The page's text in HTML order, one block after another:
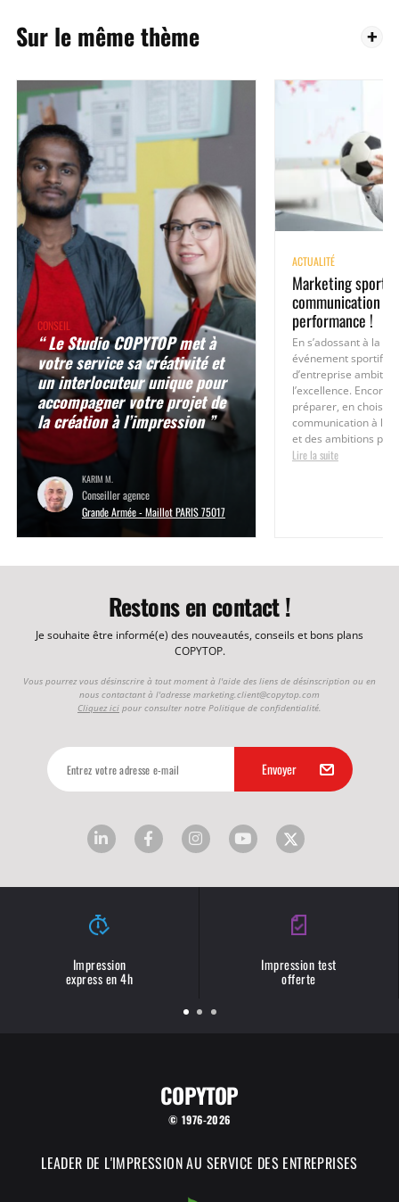
Sur le même thème
CONSEIL
“ Le Studio COPYTOP met à
votre service sa créativité et
un interlocuteur unique pour
accompagner votre projet de
la création à l’impression ”
KARIM M.
Conseiller agence
Grande Armée - Maillot PARIS 75017
ACTUALITÉ
Marketing
communication
performance !
En s’adossant à la
événement sportif,
d’entreprise
l’excellence. Encore
préparer, en
communication à la
et des ambitions
Lire la suite
Restons en contact !
Je souhaite être informé(e) des nouveautés, conseils et bons plans
COPYTOP.
Vous pourrez vous désinscrire à tout moment à l'aide des liens de désinscription ou en
nous contactant à l'adresse marketing.client@copytop.com
Cliquez ici pour consulter notre Politique de confidentialité.
Impression
express en 4h
Impression test
offerte
COPYTOP
© 1976-2026
LEADER DE L'IMPRESSION AU SERVICE DES ENTREPRISES